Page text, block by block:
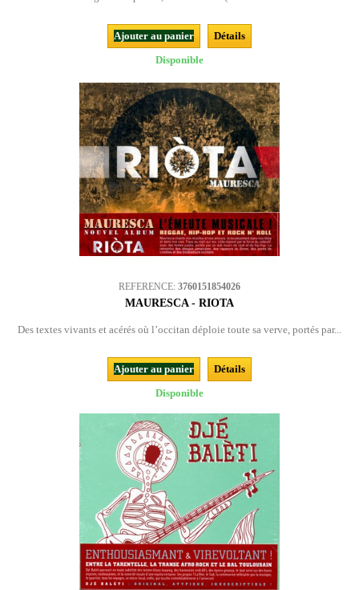
Ajouter au panier
Détails
Disponible
REFERENCE: 3760151854026
MAURESCA - RIOTA
Des textes vivants et acérés où l’occitan déploie toute sa verve, portés par...
Ajouter au panier
Détails
Disponible